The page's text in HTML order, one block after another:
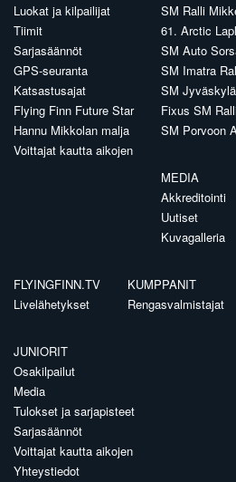
Luokat ja kilpailijat
Tiimit
Sarjasäännöt
GPS-seuranta
Katsastusajat
Flying Finn Future Star
Hannu Mikkolan malja
Voittajat kautta aikojen
SM Ralli
61. Arctic
SM Auto
SM Imatra
SM
Fixus SM
SM Porvoon
MEDIA
Akkreditointi
Uutiset
Kuvagalleria
FLYINGFINN.TV
Livelähetykset
KUMPPANIT
Rengasvalmistajat
JUNIORIT
Osakilpailut
Media
Tulokset ja sarjapisteet
Sarjasäännöt
Voittajat kautta aikojen
Yhteystiedot